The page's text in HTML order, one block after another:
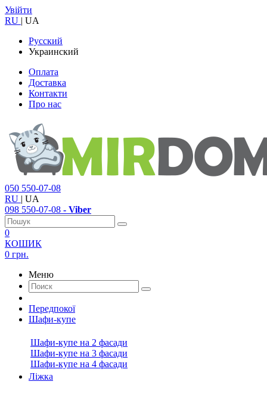
Увійти
RU | UA
Русский
Украинский
Оплата
Доставка
Контакти
Про нас
050 550-07-08
RU | UA
098 550-07-08 - Viber
0
КОШИК
0 грн.
Меню
Передпокої
Шафи-купе
Шафи-купе на 2 фасади
Шафи-купе на 3 фасади
Шафи-купе на 4 фасади
Ліжка